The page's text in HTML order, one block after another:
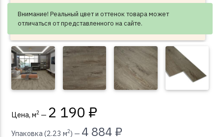
Внимание! Реальный цвет и оттенок товара может
отличаться от представленного на сайте.
Цена, м2 — 2 190 ₽
Упаковка (2.23 м2) — 4 884 ₽